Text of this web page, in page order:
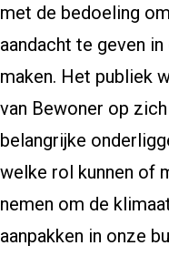
met de bedoeling
aandacht te geven
maken. Het publiek
van Bewoner op
belangrijke
welke rol kunnen of
nemen om de
aanpakken in onze